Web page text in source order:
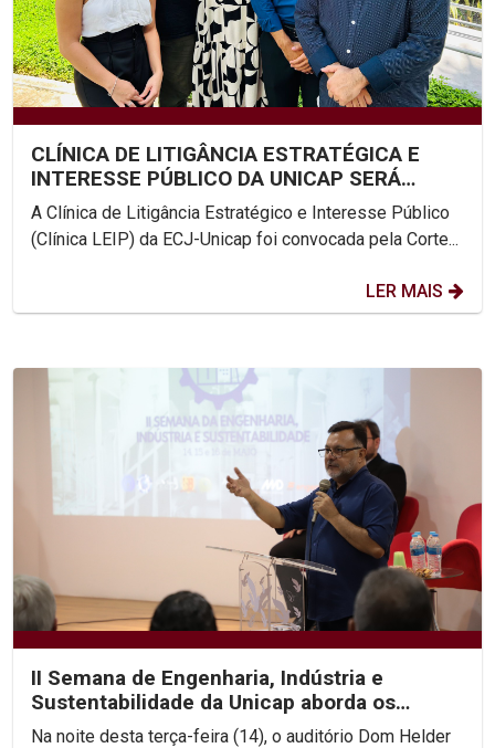
CLÍNICA DE LITIGÂNCIA ESTRATÉGICA E
INTERESSE PÚBLICO DA UNICAP SERÁ
AMICUS CURIAE NA AUDIÊNCIA...
A Clínica de Litigância Estratégico e Interesse Público
(Clínica LEIP) da ECJ-Unicap foi convocada pela Corte...
LER MAIS
II Semana de Engenharia, Indústria e
Sustentabilidade da Unicap aborda os
desafios da Engenharia...
Na noite desta terça-feira (14), o auditório Dom Helder